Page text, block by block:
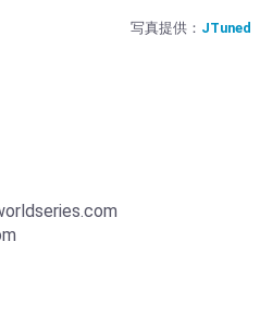
写真提供： JTuned